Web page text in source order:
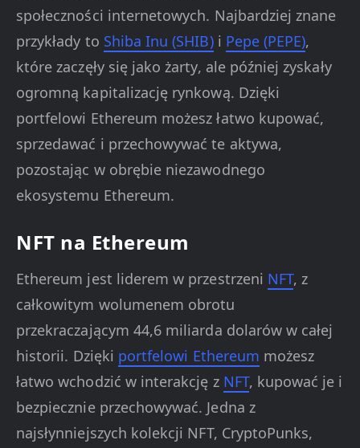
społeczności internetowych. Najbardziej znane
przykłady to Shiba Inu (SHIB)i Pepe (PEPE),
które zaczęły się jako żarty, ale później zyskały
ogromną kapitalizację rynkową. Dzięki
portfelowi Ethereum możesz łatwo kupować,
sprzedawać i przechowywać te aktywa,
pozostając w obrębie niezawodnego
ekosystemu Ethereum.
NFT na Ethereum
Ethereum jest liderem w przestrzeni NFT, z
całkowitym wolumenem obrotu
przekraczającym 44,6 miliarda dolarów w całej
historii. Dzięki portfelowi Ethereum możesz
łatwo wchodzić w interakcję z NFT, kupować je i
bezpiecznie przechowywać. Jedna z
najsłynniejszych kolekcji NFT, CryptoPunks,